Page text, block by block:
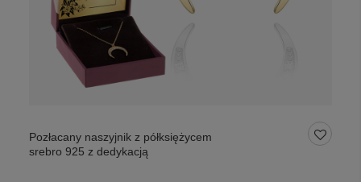
Pozłacany naszyjnik z półksiężycem
srebro 925 z dedykacją